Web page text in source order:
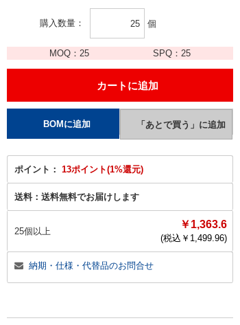
購入数量 個
MOQ： 25 SPQ：25
ポイント： 13ポイント(1%還元)
送料： 送料無料でお届けします
25個以上
￥1,363.6
(税込￥ 1,499.96)
納期・仕様・代替品のお問合せ